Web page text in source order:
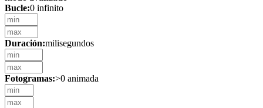
Bucle:0 infinito
Duración:milisegundos
Fotogramas:>0 animada